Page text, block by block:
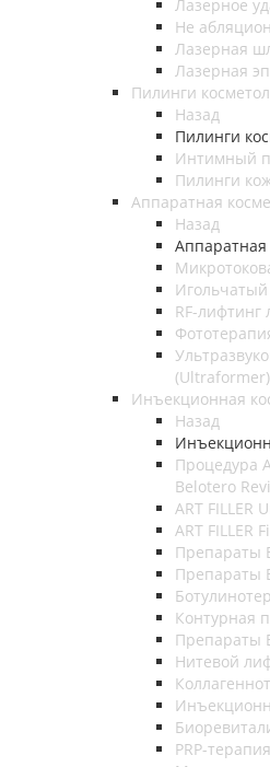
Лазерное
Не
Лазерная
Лазерная
Пилинги
Назад
Пилинги
Интимный
Пилинги
Аппаратная
Назад
Аппаратная
RF-лифтинг
(Ultraformer)
Инъекционная
Назад
Процедура
Belotero
ART FILLER
ART FILLER
Препараты
Препараты
Контурная
Препараты
Нитевой
PRP-терапия